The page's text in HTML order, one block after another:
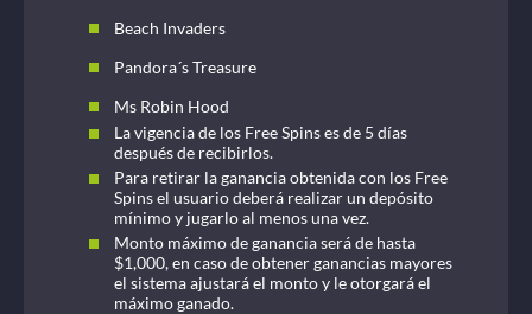
Beach Invaders
Pandora´s Treasure
Ms Robin Hood
La vigencia de los Free Spins es de 5 días
después de recibirlos.
Para retirar la ganancia obtenida con los Free
Spins el usuario deberá realizar un depósito
mínimo y jugarlo al menos una vez.
Monto máximo de ganancia será de hasta
$1,000, en caso de obtener ganancias mayores
el sistema ajustará el monto y le otorgará el
máximo ganado.